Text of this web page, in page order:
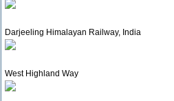
Darjeeling Himalayan Railway, India
West Highland Way